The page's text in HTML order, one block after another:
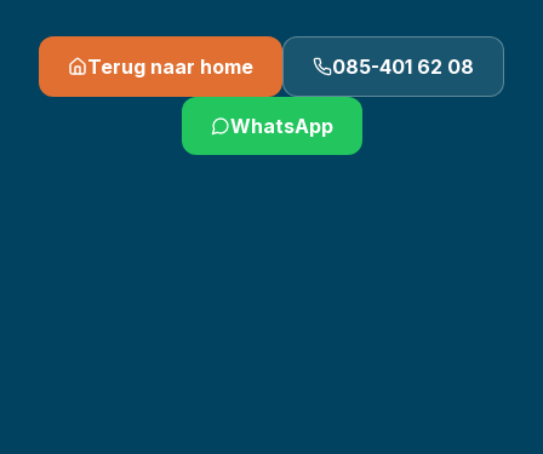
Terug naar home 085-401 62 08
WhatsApp